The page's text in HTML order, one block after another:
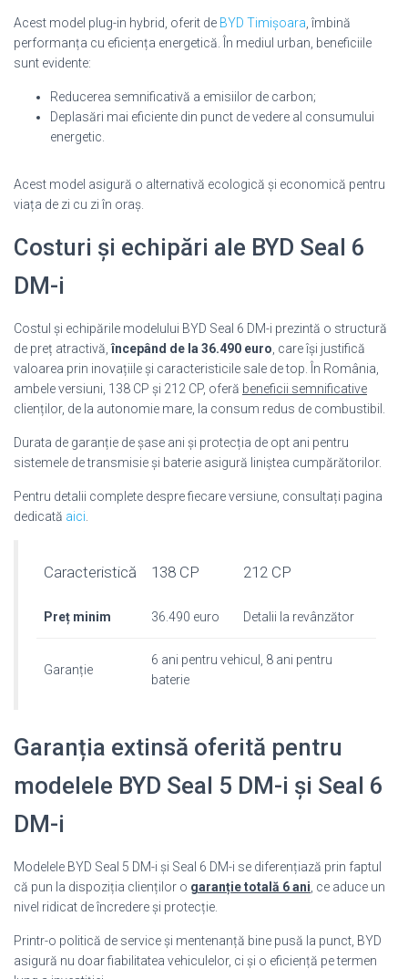
Acest model plug-in hybrid, oferit de BYD Timișoara , îmbină
performanța cu eficiența energetică. În mediul urban, beneficiile
sunt evidente:
Reducerea semnificativă a emisiilor de carbon;
Deplasări mai eficiente din punct de vedere al consumului
energetic.
Acest model asigură o alternativă ecologică și economică pentru
viața de zi cu zi în oraș.
Costuri și echipări ale BYD Seal 6
DM-i
Costul și echipările modelului BYD Seal 6 DM-i prezintă o structură
de preț atractivă,începând de la 36.490 euro , care își justifică
valoarea prin inovațiile și caracteristicile sale de top. În România,
ambele versiuni, 138 CP și 212 CP, oferă beneficii semnificative
clienților, de la autonomie mare, la consum redus de combustibil.
Durata de garanție de șase ani și protecția de opt ani pentru
sistemele de transmisie și baterie asigură liniștea cumpărătorilor.
Pentru detalii complete despre fiecare versiune, consultați pagina
dedicată aici
Caracteristică 138 CP 212 CP
Preț minim 36.490 euro Detalii la revânzător
Garanție
6 ani pentru vehicul, 8 ani pentru
baterie
Garanția extinsă oferită pentru
modelele BYD Seal 5 DM-i și Seal 6
DM-i
Modelele BYD Seal 5 DM-i și Seal 6 DM-i se diferențiază prin faptul
că pun la dispoziția clienților o garanție totală 6 ani , ce aduce un
nivel ridicat de încredere și protecție.
Printr-o politică de service și mentenanță bine pusă la punct, BYD
asigură nu doar fiabilitatea vehiculelor, ci și o eficiență pe termen